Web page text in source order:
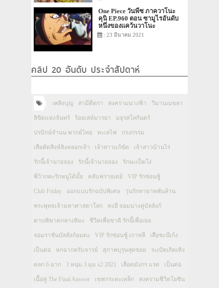
One Piece วันพีซ ภาควาโนะ
คุนิ EP.960 ตอน ซามูไรอันดับ
หนึ่งของแคว้นวาโนะ
: 23 มีนาคม 2021
คลิป 20 อันดับ ประจำสัปดาห์
เพลิงบุญ สามีตีตรา สงครามนางฟ้า วิมานเมขลา
ลิขิตแห่งจันทร์ ร้อยเล่ห์มารยา มธุรสโลกันตร์
ปรปักษ์จำนน พากย์ไทย ทะเลไฟ กรงกรรม
เสือตัดสิงห์ลิงหลอกเจ้า เจ้าสาวแก้ขัด เจ้าสาวบ้านไร่
รักนี้เจ้านายจอง รักนี้เจ้านายจอง รักนะเป็ดโง่
พี่ว้ากคะรักหนูได้มั้ย คลับฟรายเดย์ VIP รักซ่อนชู้
Club Friday ออกแบบรักฉบับพิเศษ วุ่นรักทายาทพันล้าน
พระพุทธเจ้ามหาศาสดาโลก ทงอี จอมนางคู่บัลลังก์
ดาบพิฆาตกลางหิมะ ชีวิตเพื่อชาติ รักนี้เพื่อเธอ
จอมราชันบัลลังก์อมตะ VIP รักซ่อนชู้ เกาหลี เสือชะนีเก้ง
เป็นต่อ หกฉากครับจารย์ สุภาพบุรุษสุดซอย ระเบิดเถิดเทิง
ตลก 6 ฉาก 3 หนุ่ม 3 มุม x2 2021 เลือดมังกร แรด เป็นต่อ
เนื้อคู่ The Final Answer เชฟกระทะเหล็ก สงครามชีวิตโอชิน